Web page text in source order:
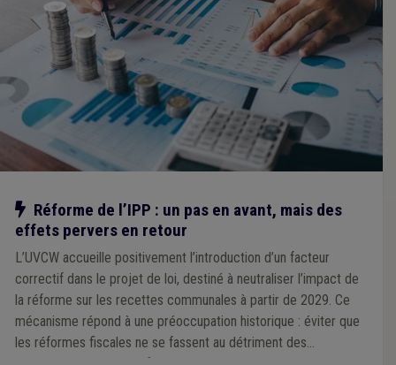
Notre action
Réforme de l’IPP : un pas en avant, mais des
effets pervers en retour
L’UVCW accueille positivement l’introduction d’un facteur
correctif dans le projet de loi, destiné à neutraliser l’impact de
la réforme sur les recettes communales à partir de 2029. Ce
mécanisme répond à une préoccupation historique : éviter que
les réformes fiscales ne se fassent au détriment des